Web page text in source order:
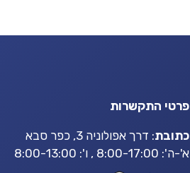
פרטי התקשרות
כתובת: דרך אפולוניה 3, כפר סבא
א'-ה': 8:00-17:00 , ו': 8:00-13:00